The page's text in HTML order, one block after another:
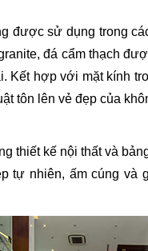
được sử dụng trong
đá cẩm thạch
Kết hợp với mặt kính
tôn lên vẻ đẹp của
thiết kế nội thất và
tự nhiên, ấm cúng